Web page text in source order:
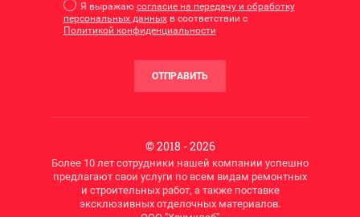
Я выражаю согласие на передачу и обработку
персональных данныхв соответствии с
Политикой конфиденциальности
ОТПРАВИТЬ
© 2018 - 2026
Более 10 лет сотрудники нашей компании успешно
предлагают свои услуги по всем видам ремонтных
и строительных работ, а также поставке
эксклюзивных отделочных материалов.